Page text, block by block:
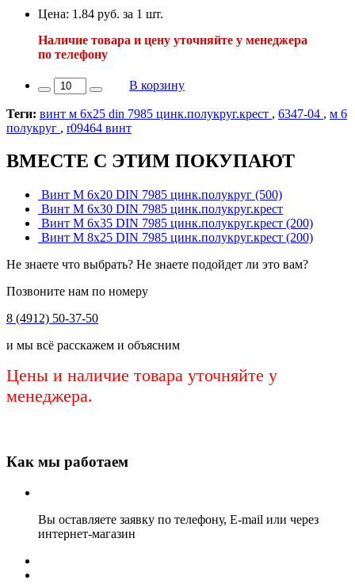
Цена: 1.84 руб. за 1 шт.
Наличие товара и цену уточняйте у менеджера
по телефону
В корзину
Теги: винт м 6х25 din 7985 цинк.полукруг.крест , 6347-04 , м 6
полукруг , r09464 винт
ВМЕСТЕ С ЭТИМ ПОКУПАЮТ
Винт М 6х20 DIN 7985 цинк.полукруг (500)
Винт М 6х30 DIN 7985 цинк.полукруг.крест
Винт М 6х35 DIN 7985 цинк.полукруг.крест (200)
Винт М 8х25 DIN 7985 цинк.полукруг.крест (200)
Не знаете что выбрать? Не знаете подойдет ли это вам?
Позвоните нам по номеру
8 (4912) 50-37-50
и мы всё расскажем и объясним
Цены и наличие товара уточняйте у
менеджера.
Как мы работаем
Вы оставляете заявку по телефону, E-mail или через
интернет-магазин